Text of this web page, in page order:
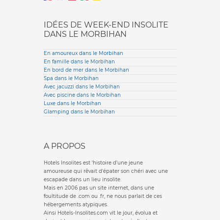
IDÉES DE WEEK-END INSOLITE
DANS LE MORBIHAN
En amoureux dans le Morbihan
En famille dans le Morbihan
En bord de mer dans le Morbihan
Spa dans le Morbihan
Avec jacuzzi dans le Morbihan
Avec piscine dans le Morbihan
Luxe dans le Morbihan
Glamping dans le Morbihan
A PROPOS
Hotels Insolites est 'histoire d'une jeune
amoureuse qui rêvait d'épater son chéri avec une
escapade dans un lieu insolite.
Mais en 2006 pas un site internet, dans une
foultitude de .com ou .fr, ne nous parlait de ces
hébergements atypiques.
Ainsi Hotels-Insolites.com vit le jour, évolua et